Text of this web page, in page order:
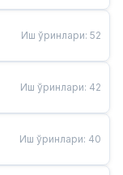
Иш ўринлари: 52
Иш ўринлари: 42
Иш ўринлари: 40